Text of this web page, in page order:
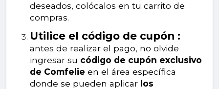
deseados, colócalos en tu carrito de
compras.
Utilice el código de cupón :
antes de realizar el pago, no olvide
ingresar su código de cupón exclusivo
de Comfelie en el área específica
donde se pueden aplicar los